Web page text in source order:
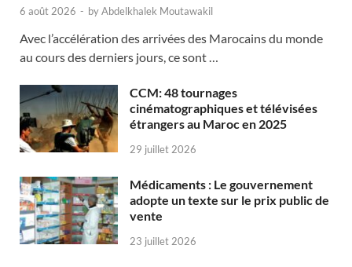
6 août 2026 - byAbdelkhalek Moutawakil
Avec l’accélération des arrivées des Marocains du monde
au cours des derniers jours, ce sont …
CCM: 48 tournages
cinématographiques et télévisées
étrangers au Maroc en 2025
29 juillet 2026
Médicaments : Le gouvernement
adopte un texte sur le prix public de
vente
23 juillet 2026